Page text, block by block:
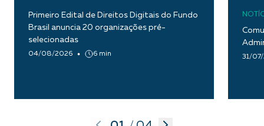
Primeiro Edital de Direitos Digitais do Fundo
Brasil anuncia 20 organizações pré-
selecionadas
04/08/2026 6 min 31/